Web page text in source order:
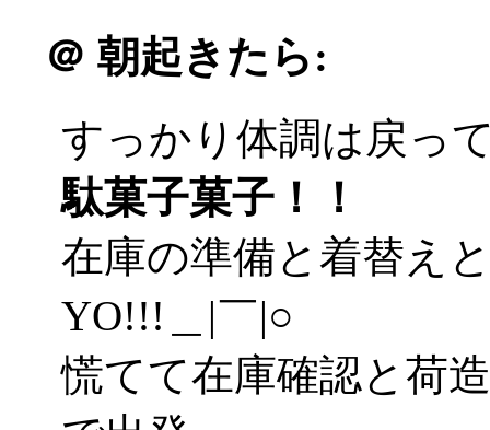
＠ 朝起きたら:
すっかり体調は戻っ
駄菓子菓子！！
在庫の準備と着替え
YO!!!＿|￣|○
慌てて在庫確認と荷